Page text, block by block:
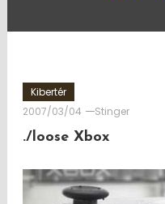
Kibertér
2007/03/04
Stinger
./loose Xbox